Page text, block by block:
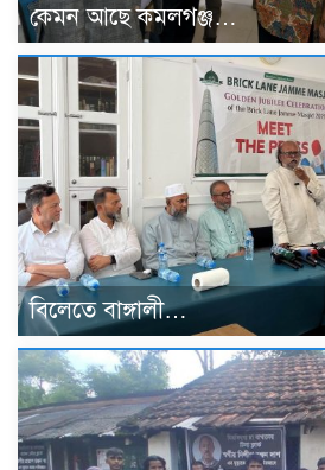
কেমন আছে কমলগঞ্জ…
বিলেতে বাঙ্গালী…